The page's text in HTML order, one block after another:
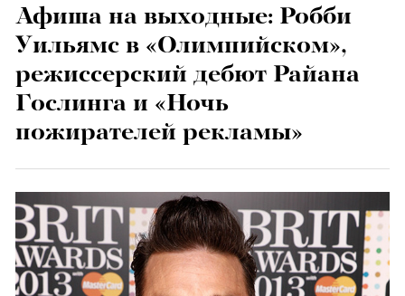
Афиша на выходные: Робби
Уильямс в «Олимпийском»,
режиссерский дебют Райана
Гослинга и «Ночь
пожирателей рекламы»